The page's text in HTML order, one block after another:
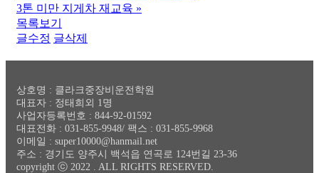
3톤 미만 지게차 재교육 »
목록보기
글수정 글삭제
상호명 : 클라크중장비운전학원
대표자 : 정태희외 1명
사업자등록번호 : 844-92-01592
대표전화 : 031-855-9948/ 팩스 : 031-855-9968
이메일 : super10000@hanmail.net
주소 : 경기도 양주시 백석읍 연곡로 124번길 23-36
copyright ⓒ 2022 . ALL RIGHTS RESERVED.